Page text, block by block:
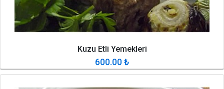
Kuzu Etli Yemekleri
600.00₺